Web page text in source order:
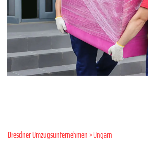
Dresdner Umzugsunternehmen» Ungarn